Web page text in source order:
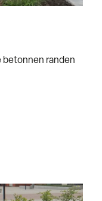
betonnen randen